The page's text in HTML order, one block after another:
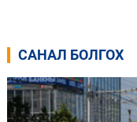
САНАЛ БОЛГОХ